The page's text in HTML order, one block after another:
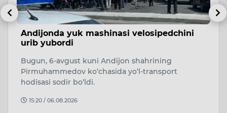
Vazirlar Mahkamasi huzuridagi Migratsiya
agentligida 1 mlrd so‘mdan ortiq talon-
Bu haqda Bosh prokuratura huzuridagi
Departament xabar bermoqda.
16:02 / 05.08.2026